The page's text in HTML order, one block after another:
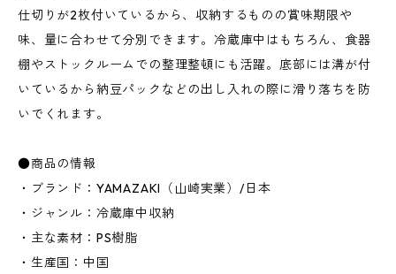
仕切りが2枚付いているから、収納するものの賞味期限や
味、量に合わせて分別できます。冷蔵庫中はもちろん、食器
棚やストックルームでの整理整頓にも活躍。底部には溝が付
いているから納豆パックなどの出し入れの際に滑り落ちを防
いでくれます。
●商品の情報
・ブランド：YAMAZAKI（山崎実業）/日本
・ジャンル：冷蔵庫中収納
・主な素材：PS樹脂
・生産国：中国